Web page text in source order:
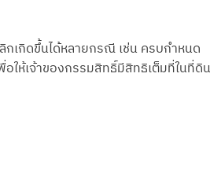
กเกิดขึ้นได้หลายกรณี เช่น ครบกำหนด
ให้เจ้าของกรรมสิทธิ์มีสิทธิเต็มที่ในที่ดิน